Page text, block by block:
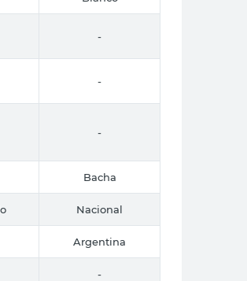
-
-
-
Bacha
Nacional
Argentina
-